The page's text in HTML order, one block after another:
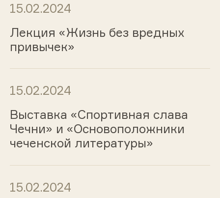
15.02.2024
Лекция «Жизнь без вредных
привычек»
15.02.2024
Выставка «Спортивная слава
Чечни» и «Основоположники
чеченской литературы»
15.02.2024